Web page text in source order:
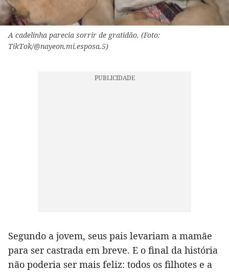
A cadelinha parecia sorrir de gratidão. (Foto:
TikTok/@nayeon.mi.esposa.5)
Segundo a jovem, seus pais levariam a mamãe
para ser castrada em breve. E o final da história
não poderia ser mais feliz: todos os filhotes e a